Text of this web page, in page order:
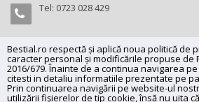
Bestial.ro respectă și aplică noua politică de
caracter personal și modificările propuse de
2016/679. Înainte de a continua navigarea
citesti in detaliu informatiile prezentate pe
Prin continuarea navigării pe website-ul
utilizării fişierelor de tip cookie, însă nu uita
Tel: 0723 028 429
Copyright (C) 2026bestial.ro -All
SC BESTIAL RECORDS SRL, Nr. R.C.: J35/
Adresa: Magazin fizic